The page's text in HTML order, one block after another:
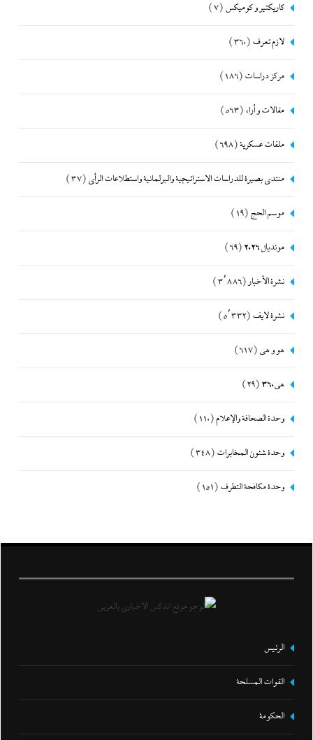
كاريكتير و كوميكس (7)
لازم تعرف (360)
مركز دراسات (186)
مقالات و أراء (563)
ملفات عسكرية(698)
منتدى بصيرة للدراسات الاستراتيجية والبرلمانية واستطلاعات الرأى (37)
موسم الحج (19)
مونديال 2026 (69)
نشرة الأخبار (3٬886)
نشرة لايف (5٬332)
هو و هي (617)
هى360 (29)
وحدة الصحافة والإعلام(110)
وحدة شئون المخابرات (348)
وحدة مكافحة التطرف (151)
الرئيس
القوات المسلحة
الحكومة